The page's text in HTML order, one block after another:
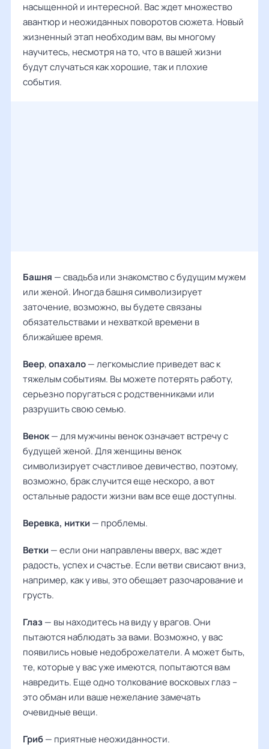
насыщенной и интересной. Вас ждет множество
авантюр и неожиданных поворотов сюжета. Новый
жизненный этап необходим вам, вы многому
научитесь, несмотря на то, что в вашей жизни
будут случаться как хорошие, так и плохие
события.
Башня — свадьба или знакомство с будущим мужем
или женой. Иногда башня символизирует
заточение, возможно, вы будете связаны
обязательствами и нехваткой времени в
ближайшее время.
Веер,опахало— легкомыслие приведет вас к
тяжелым событиям. Вы можете потерять работу,
серьезно поругаться с родственниками или
разрушить свою семью.
Венок— для мужчины венок означает встречу с
будущей женой. Для женщины венок
символизирует счастливое девичество, поэтому,
возможно, брак случится еще нескоро, а вот
остальные радости жизни вам все еще доступны.
Веревка, нитки — проблемы.
Ветки — если они направлены вверх, вас ждет
радость, успех и счастье. Если ветви свисают вниз,
например, как у ивы, это обещает разочарование и
грусть.
Глаз— вы находитесь на виду у врагов. Они
пытаются наблюдать за вами. Возможно, у вас
появились новые недоброжелатели. А может быть,
те, которые у вас уже имеются, попытаются вам
навредить. Еще одно толкование восковых глаз –
это обман или ваше нежелание замечать
очевидные вещи.
Гриб— приятные неожиданности.